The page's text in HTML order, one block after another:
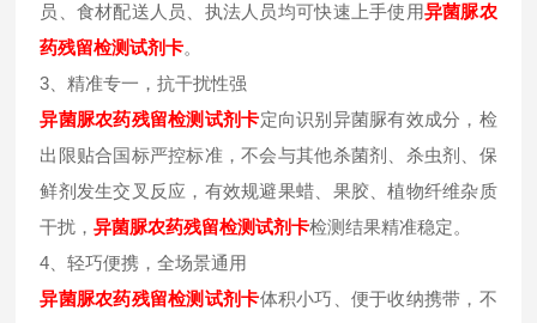
员、食材配送人员、执法人员均可快速上手使用异菌脲农
药残留检测试剂卡。
3、精准专一，抗干扰性强
异菌脲农药残留检测试剂卡定向识别异菌脲有效成分，检
出限贴合国标严控标准，不会与其他杀菌剂、杀虫剂、保
鲜剂发生交叉反应，有效规避果蜡、果胶、植物纤维杂质
干扰，异菌脲农药残留检测试剂卡检测结果精准稳定。
4、轻巧便携，全场景通用
异菌脲农药残留检测试剂卡体积小巧、便于收纳携带，不